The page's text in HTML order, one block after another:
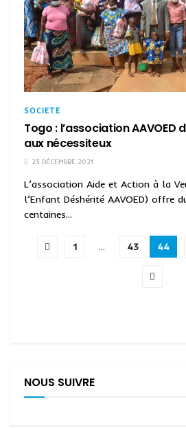
SOCIETE
Togo : l’association AAVOED
aux nécessiteux
23 DÉCEMBRE 2021
L’association Aide et Action à la
l’Enfant Déshérité AAVOED) offre
centaines...
1 … 43 44
NOUS SUIVRE